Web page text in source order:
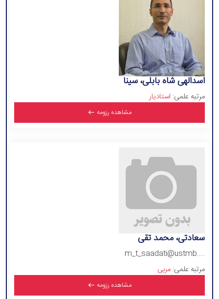
اسدالهی شاه بابلی، سینا
مرتبه علمی: استادیار
مشاهده رزومه
سعادتی، محمد تقی
m_t_saadati@ustmb....
مرتبه علمی: مربی
مشاهده رزومه